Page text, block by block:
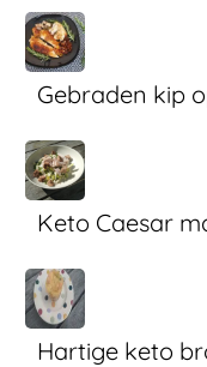
Gebraden kip
Keto Caesar
Hartige keto